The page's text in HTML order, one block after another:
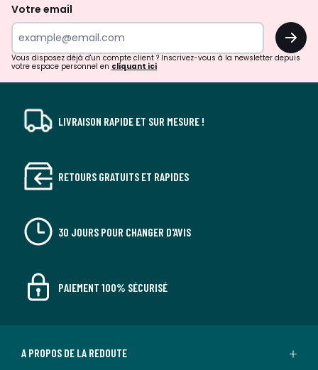
surprises?
Votre email
OK
Vous disposez déjà d'un compte client ? Inscrivez-vous à la newsletter depuis
votre espace personnel en cliquant ici
LIVRAISON RAPIDE ET SUR MESURE !
RETOURS GRATUITS ET RAPIDES
30 JOURS POUR CHANGER D'AVIS
PAIEMENT 100% SÉCURISÉ
A PROPOS DE LA REDOUTE